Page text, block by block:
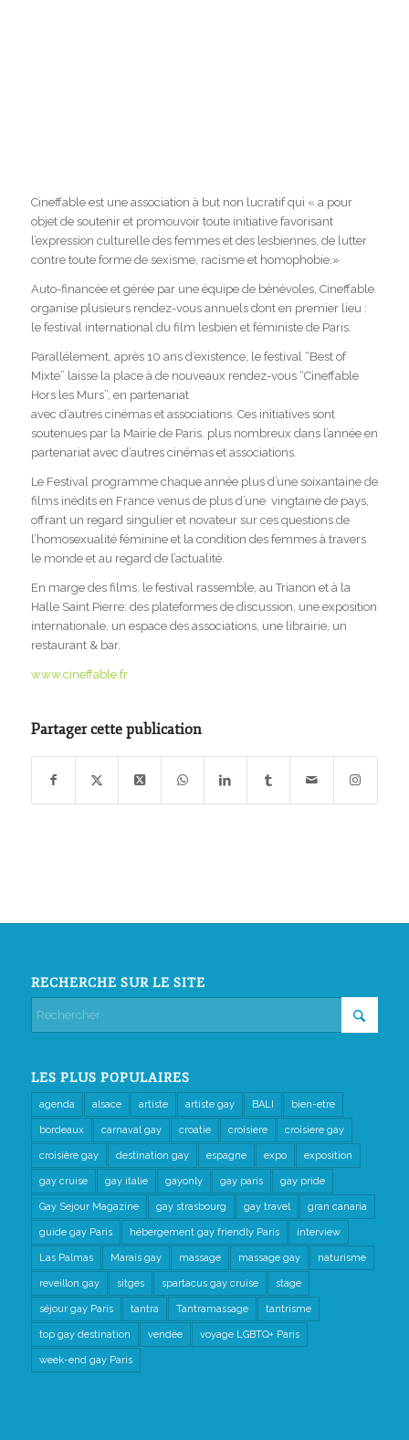
Cineffable est une association à but non lucratif qui « a pour
objet de soutenir et promouvoir toute initiative favorisant
l’expression culturelle des femmes et des lesbiennes, de lutter
contre toute forme de sexisme, racisme et homophobie.»
Auto-financée et gérée par une équipe de bénévoles, Cineffable
organise plusieurs rendez-vous annuels dont en premier lieu :
le festival international du film lesbien et féministe de Paris.
Parallélement, après 10 ans d’existence, le festival “Best of
Mixte” laisse la place à de nouveaux rendez-vous “Cineffable
Hors les Murs”, en partenariat
avec d’autres cinémas et associations. Ces initiatives sont
soutenues par la Mairie de Paris. plus nombreux dans l’année en
partenariat avec d’autres cinémas et associations.
Le Festival programme chaque année plus d’une soixantaine de
films inédits en France venus de plus d’une vingtaine de pays,
offrant un regard singulier et novateur sur ces questions de
l’homosexualité féminine et la condition des femmes à travers
le monde et au regard de l’actualité.
En marge des films, le festival rassemble, au Trianon et à la
Halle Saint Pierre: des plateformes de discussion, une exposition
internationale, un espace des associations, une librairie, un
restaurant & bar.
www.cineffable.fr
Partager cette publication
RECHERCHE SUR LE SITE
LES PLUS POPULAIRES
agenda alsace artiste artiste gay BALI bien-etre
bordeaux carnaval gay croatie croisiere croisiere gay
croisière gay destination gay espagne expo exposition
gay cruise gay italie gayonly gay paris gay pride
Gay Sejour Magazine gay strasbourg gay travel gran canaria
guide gay Paris hébergement gay friendly Paris interview
Las Palmas Marais gay massage massage gay naturisme
reveillon gay sitges spartacus gay cruise stage
séjour gay Paris tantra Tantramassage tantrisme
top gay destination vendée voyage LGBTQ+ Paris
week-end gay Paris